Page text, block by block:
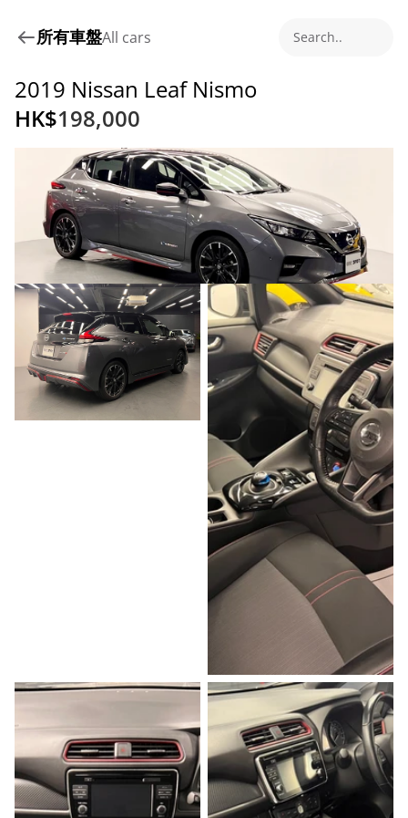
所有車盤All cars Search..
2019 Nissan Leaf Nismo
HK$198,000